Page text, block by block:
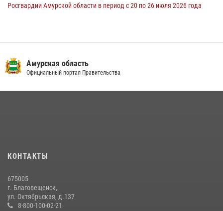
Росгвардии Амурской области в период с 20 по 26 июля 2026 года
28 июля 2026, 09:01 3
28 июля 2026, 02:00
охраны
23 июля 2026, 07:49
Амурская область
Официальный портал Правительства
КОНТАКТЫ
675005
г. Благовещенск,
ул. Октябрьская, д.137
8-800-100-02-21